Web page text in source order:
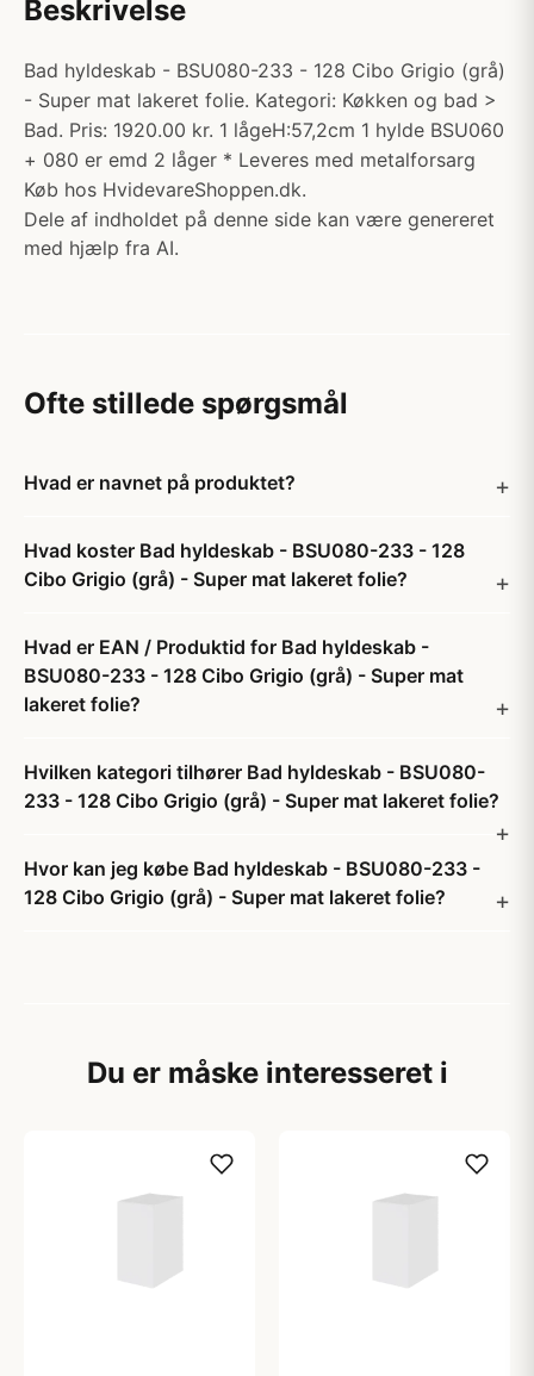
Beskrivelse
Bad hyldeskab - BSU080-233 - 128 Cibo Grigio (grå)
- Super mat lakeret folie. Kategori: Køkken og bad >
Bad. Pris: 1920.00 kr. 1 lågeH:57,2cm 1 hylde BSU060
+ 080 er emd 2 låger * Leveres med metalforsarg
Køb hos HvidevareShoppen.dk.
Dele af indholdet på denne side kan være genereret
med hjælp fra AI.
Ofte stillede spørgsmål
Hvad er navnet på produktet?
Hvad koster Bad hyldeskab - BSU080-233 - 128
Cibo Grigio (grå) - Super mat lakeret folie?
Hvad er EAN / Produktid for Bad hyldeskab -
BSU080-233 - 128 Cibo Grigio (grå) - Super mat
lakeret folie?
Hvilken kategori tilhører Bad hyldeskab - BSU080-
233 - 128 Cibo Grigio (grå) - Super mat lakeret folie?
Hvor kan jeg købe Bad hyldeskab - BSU080-233 -
128 Cibo Grigio (grå) - Super mat lakeret folie?
Du er måske interesseret i